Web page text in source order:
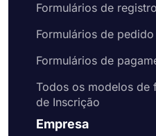
Formulários de registro
Formulários de pedido
Formulários de
Todos os modelos de
de Inscrição
Empresa